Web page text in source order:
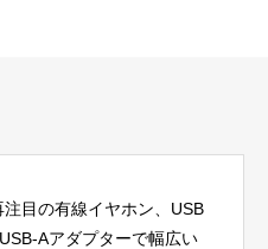
目の有線イヤホン、USB
Aアダプターで幅広い